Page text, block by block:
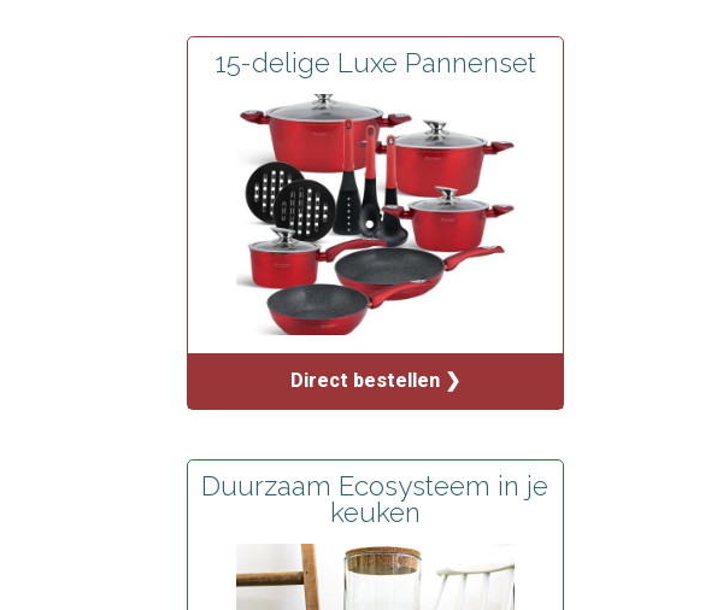
15-delige Luxe Pannenset
Direct bestellen ❯
Duurzaam Ecosysteem in je
keuken